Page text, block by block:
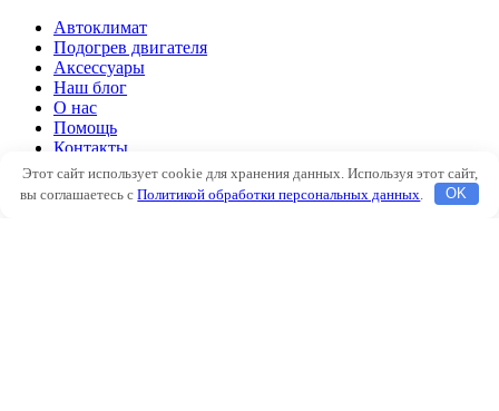
Автоклимат
Подогрев двигателя
Аксессуары
Наш блог
О нас
Помощь
Контакты
Автоклимат
Подогрев двигателя
Этот сайт использует cookie для хранения данных. Используя этот сайт,
вы соглашаетесь сПолитикой обработки персональных данных OK